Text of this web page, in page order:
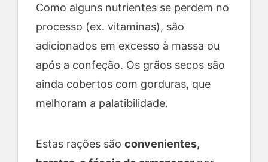
Como alguns nutrientes se perdem no
processo (ex. vitaminas), são
adicionados em excesso à massa ou
após a confeção. Os grãos secos são
ainda cobertos com gorduras, que
melhoram a palatibilidade.
Estas rações são convenientes,